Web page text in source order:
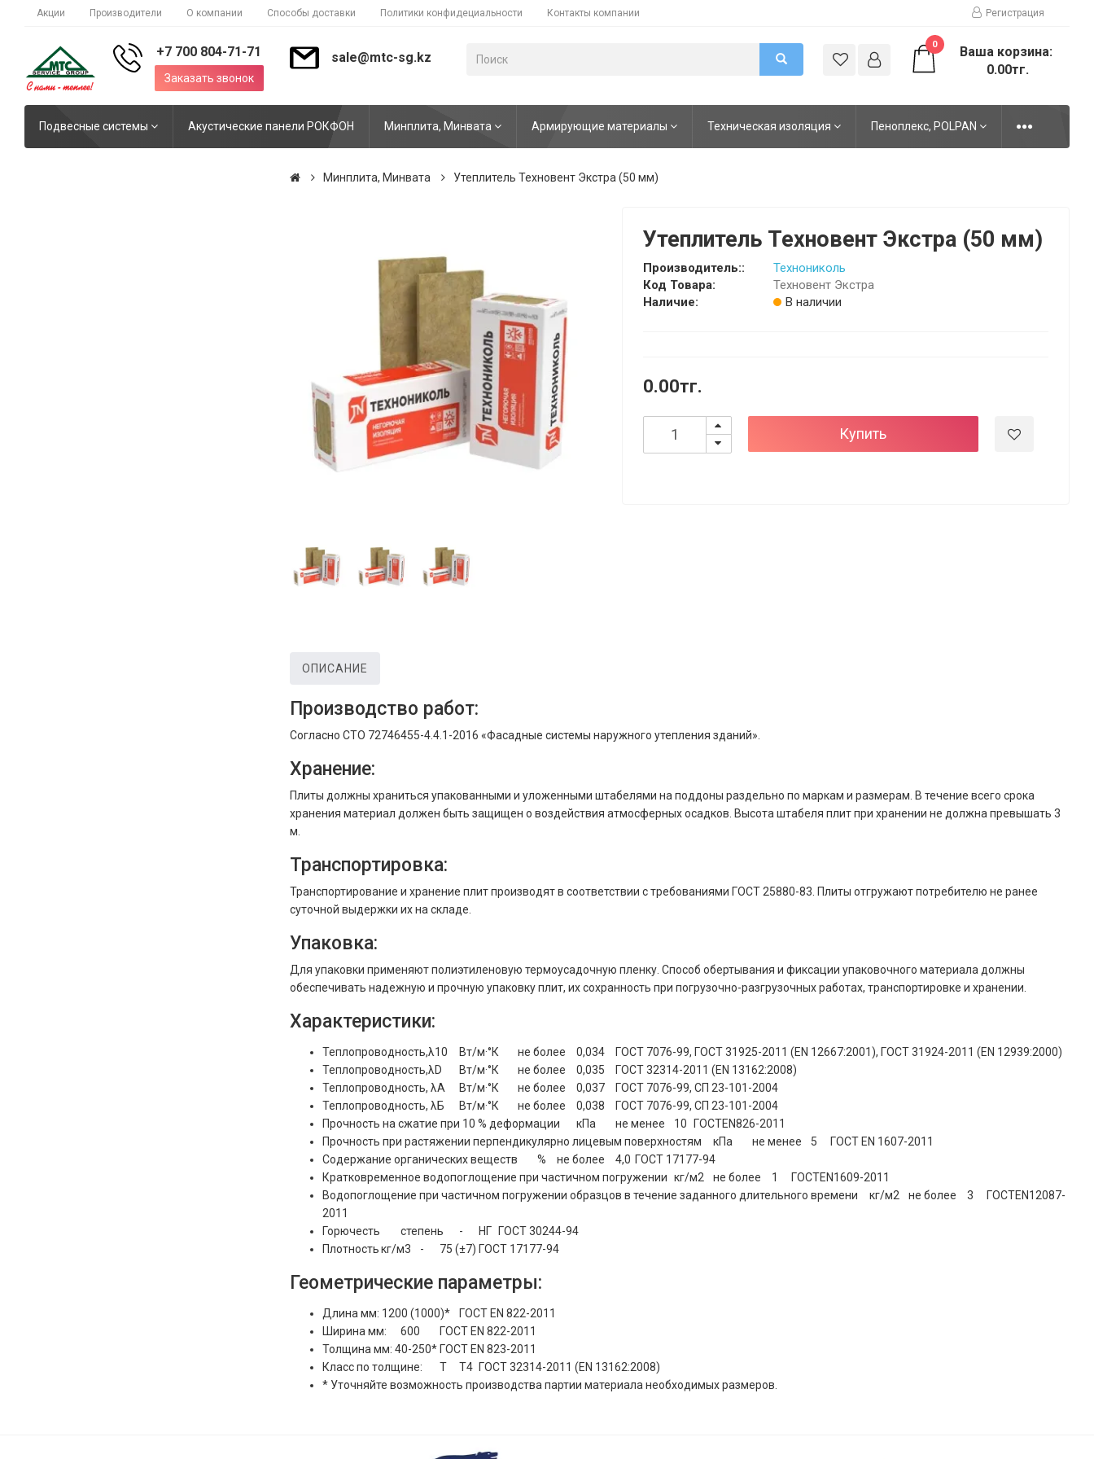
Акции Производители О компании Способы доставки Политики конфидециальности Контакты компании Регистрация
+7 700 804-71-71
Заказать звонок
sale@mtc-sg.kz
0
Ваша корзина:
0.00тг.
Подвесные системы Акустические панели РОКФОН Минплита, Минвата Армирующие материалы Техническая изоляция Пеноплекс, POLPAN
Минплита, Минвата Утеплитель Техновент Экстра (50 мм)
Утеплитель Техновент Экстра (50 мм)
Производитель::
Технониколь
Код Товара:
Техновент Экстра
Наличие:
В наличии
0.00тг.
Купить
ОПИСАНИЕ
Производство работ:
Согласно СТО 72746455-4.4.1-2016 «Фасадные системы наружного утепления зданий».
Хранение:
Плиты должны храниться упакованными и уложенными штабелями на поддоны раздельно по маркам и размерам. В течение всего срока
хранения материал должен быть защищен о воздействия атмосферных осадков. Высота штабеля плит при хранении не должна превышать 3
м.
Транспортировка:
Транспортирование и хранение плит производят в соответствии с требованиями ГОСТ 25880-83. Плиты отгружают потребителю не ранее
суточной выдержки их на складе.
Упаковка:
Для упаковки применяют полиэтиленовую термоусадочную пленку. Способ обертывания и фиксации упаковочного материала должны
обеспечивать надежную и прочную упаковку плит, их сохранность при погрузочно-разгрузочных работах, транспортировке и хранении.
Характеристики:
Теплопроводность,λ10 Вт/м·°К не более 0,034
ГОСТ 7076-99, ГОСТ 31925-2011 (EN 12667:2001), ГОСТ 31924-2011 (EN 12939:2000)
Теплопроводность,λD
Вт/м·°К не более 0,035
ГОСТ 32314-2011 (EN 13162:2008)
Теплопроводность, λА
Вт/м·°К не более 0,037
ГОСТ 7076-99, СП 23-101-2004
Теплопроводность, λБ
Вт/м·°К не более 0,038
ГОСТ 7076-99, СП 23-101-2004
Прочность на сжатие при 10 % деформации
кПа не менее 10
ГОСТEN826-2011
Прочность при растяжении перпендикулярно лицевым поверхностям
кПа не менее 5
ГОСТ EN 1607-2011
Содержание органических веществ
% не более 4,0 ГОСТ 17177-94
Кратковременное водопоглощение при частичном погружении кг/м2 не более 1
ГОСТEN1609-2011
Водопоглощение при частичном погружении образцов в течение заданного длительного времени
кг/м2 не более 3
ГОСТEN12087-
2011
Горючесть
степень - НГ
ГОСТ 30244-94
Плотностькг/м3 - 75 (±7) ГОСТ 17177-94
Геометрические параметры:
Длина мм: 1200 (1000)*
ГОСТ EN 822-2011
Ширина мм:
600
ГОСТ EN 822-2011
Толщина мм: 40-250* ГОСТ EN 823-2011
Класс по толщине:
Т Т4 ГОСТ 32314-2011 (EN 13162:2008)
* Уточняйте возможность производства партии материала необходимых размеров.